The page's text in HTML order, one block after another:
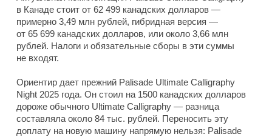
в Канаде стоит от 62 499 канадских долларов —
примерно 3,49 млн рублей, гибридная версия —
от 65 699 канадских долларов, или около 3,66 млн
рублей. Налоги и обязательные сборы в эти суммы
не входят.
Ориентир дает прежний Palisade Ultimate Calligraphy
Night 2025 года. Он стоил на 1500 канадских долларов
дороже обычного Ultimate Calligraphy — разница
составляла около 84 тыс. рублей. Переносить эту
доплату на новую машину напрямую нельзя: Palisade